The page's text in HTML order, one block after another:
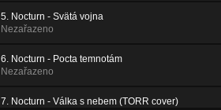
5. Nocturn - Svätá vojna
Nezařazeno
6. Nocturn - Pocta temnotám
Nezařazeno
7. Nocturn - Válka s nebem (TORR cover)